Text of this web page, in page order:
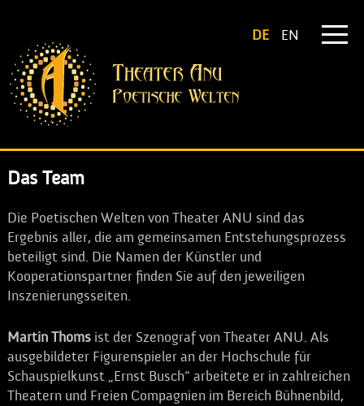
DE EN
Das Team
Die Poetischen Welten von Theater ANU sind das
Ergebnis aller, die am gemeinsamen Entstehungsprozess
beteiligt sind. Die Namen der Künstler und
Kooperationspartner finden Sie auf den jeweiligen
Inszenierungsseiten.
Martin Thomsist der Szenograf von Theater ANU. Als
ausgebildeter Figurenspieler an der Hochschule für
Schauspielkunst „Ernst Busch“ arbeitete er in zahlreichen
Theatern und Freien Compagnien im Bereich Bühnenbild,